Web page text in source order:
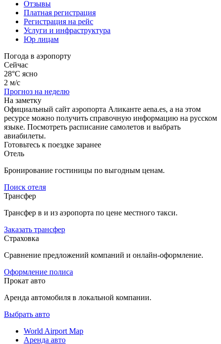
Отзывы
Платная регистрация
Регистрация на рейс
Услуги и инфраструктура
Юр лицам
Погода в аэропорту
Сейчас
28°C ясно
2 м/с
Прогноз на неделю
На заметку
Официальный сайт аэропорта Аликанте aena.es, а на этом
ресурсе можно получить справочную информацию на русском
языке. Посмотреть расписание самолетов и выбрать
авиабилеты.
Готовьтесь к поездке заранее
Отель
Бронирование гостиницы по выгодным ценам.
Поиск отеля
Трансфер
Трансфер в и из аэропорта по цене местного такси.
Заказать трансфер
Страховка
Сравнение предложений компаний и онлайн-оформление.
Оформление полиса
Прокат авто
Аренда автомобиля в локальной компании.
Выбрать авто
World Airport Map
Аренда авто